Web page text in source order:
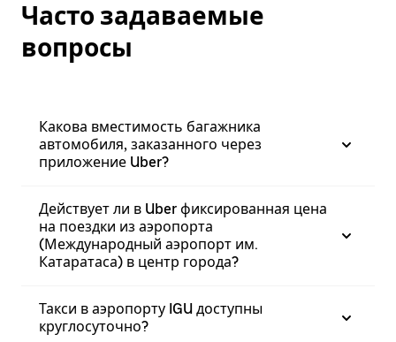
Часто задаваемые
вопросы
Какова вместимость багажника
автомобиля, заказанного через
приложение Uber?
Действует ли в Uber фиксированная цена
на поездки из аэропорта
(Международный аэропорт им.
Катаратаса) в центр города?
Такси в аэропорту IGU доступны
круглосуточно?